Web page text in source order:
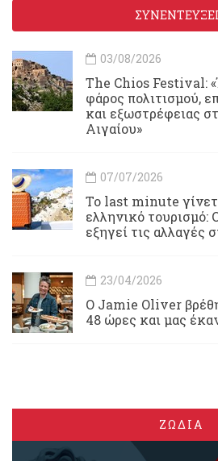
03/08/2026
Τhe Chios Festival:
φάρος πολιτισμού,
και εξωστρέφειας
Αιγαίου»
07/07/2026
Το last minute
ελληνικό
εξηγεί τις αλλαγές
23/04/2026
Ο Jamie Oliver
48 ώρες και μας
ΖΩΔΙΑ